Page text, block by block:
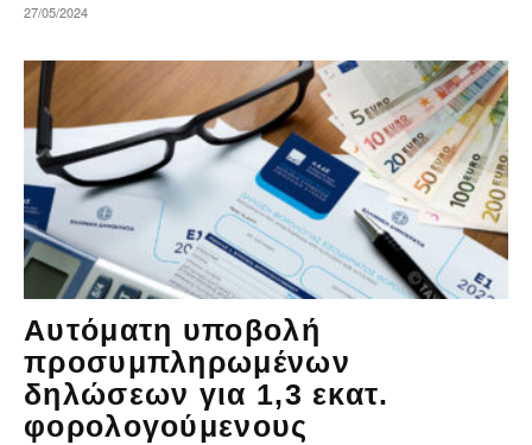
27/05/2024
Αυτόματη υποβολή
προσυμπληρωμένων
δηλώσεων για 1,3 εκατ.
φορολογούμενους